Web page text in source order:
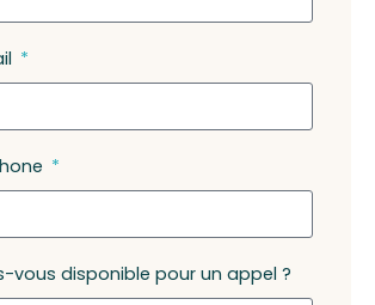
vous disponible pour un appel ?